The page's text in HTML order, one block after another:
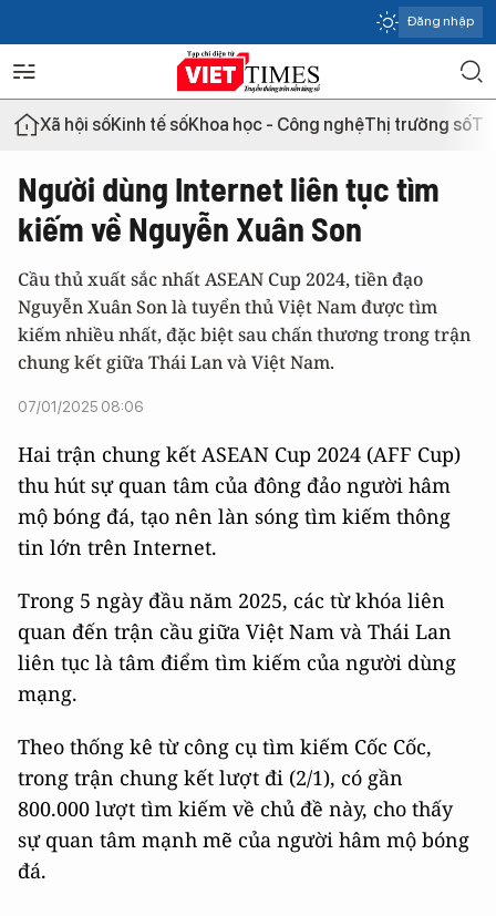
Đăng nhập
Xã hội sốKinh tế sốKhoa học - Công nghệThị trường số
Người dùng Internet liên tục tìm
kiếm về Nguyễn Xuân Son
Cầu thủ xuất sắc nhất ASEAN Cup 2024, tiền đạo
Nguyễn Xuân Son là tuyển thủ Việt Nam được tìm
kiếm nhiều nhất, đặc biệt sau chấn thương trong trận
chung kết giữa Thái Lan và Việt Nam.
07/01/2025 08:06
Hai trận chung kết ASEAN Cup 2024 (AFF Cup)
thu hút sự quan tâm của đông đảo người hâm
mộ bóng đá, tạo nên làn sóng tìm kiếm thông
tin lớn trên Internet.
Trong 5 ngày đầu năm 2025, các từ khóa liên
quan đến trận cầu giữa Việt Nam và Thái Lan
liên tục là tâm điểm tìm kiếm của người dùng
mạng.
Theo thống kê từ công cụ tìm kiếm Cốc Cốc,
trong trận chung kết lượt đi (2/1), có gần
800.000 lượt tìm kiếm về chủ đề này, cho thấy
sự quan tâm mạnh mẽ của người hâm mộ bóng
đá.